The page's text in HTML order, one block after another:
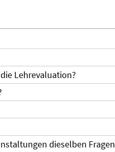
Lehrevaluation?
dieselben Fragen